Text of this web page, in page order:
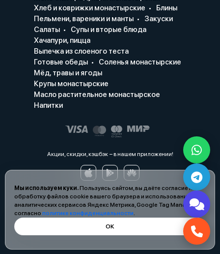
Мы используем куки.Пользуясь сайтом, вы даёте согласие на
обработку файлов cookie вашего браузера и использование
аналитических сервисов Яндекс Метрика, Google Tag Manager
согласно политике конфиденциальности.
ОК
Хлеб и коврижки монастырские
Блины
Пельмени, вареники и манты
Закуски
Салаты
Супы и вторые блюда
Хачапури, пицца
Выпечка из слоеного теста
Готовые обеды
Соленья монастырские
Мёд, травы и ягоды
Крупы монастырские
Масло растительное монастырское
Напитки
Акции, скидки, кэшбэк − в нашем приложении!